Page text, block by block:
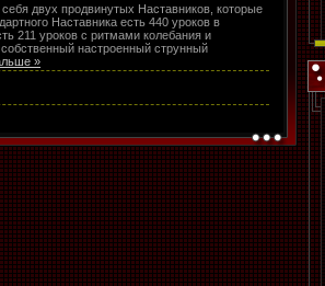
двух продвинутых Наставников, которые
Наставника есть 440 уроков в
211 уроков с ритмами колебания и
настроенный струнный
»